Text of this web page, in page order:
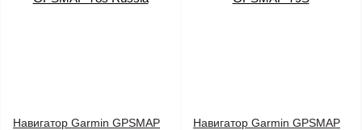
Навигатор Garmin GPSMAP
Навигатор Garmin GPSMAP